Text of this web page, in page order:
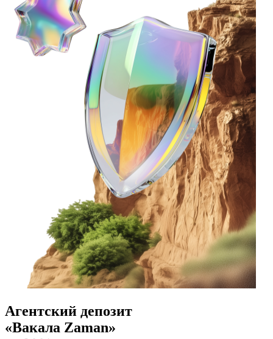
Агентский депозит
«Вакала Zaman»